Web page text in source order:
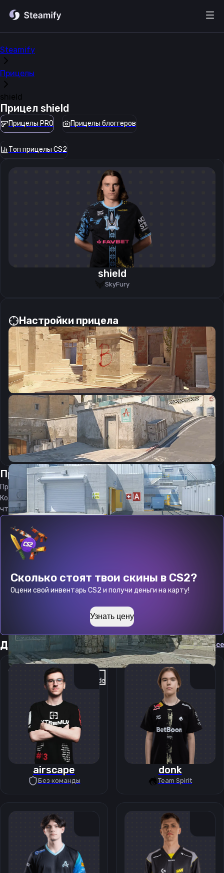
Steamify
Прицелы
shield
Прицел shield
Прицелы PRO Прицелы блоггеров
Топ прицелы CS2
shield
SkyFury
Настройки прицела
Previous slide Next slide
CSGO-7F8My-idZrn-8EwR5-9ctDc-kSLoD
Скопировать
Прицелшилдот07.08.2026
Прицел shield является актуальным на
07.08.2026
Код прицела
CS 2 стараемся еженедельно обновлять,
чтобы вы могли играть с актуальными настройками игрока.
Сколько стоят твои скины в CS2?
Оцени свой инвентарь CS2 и получи деньги на карту!
Узнать цену
Другие прицелы Cмотреть все
airscape
Без команды
donk
Team Spirit